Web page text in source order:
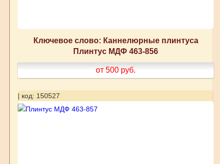
Ключевое слово: Каннелюрные плинтуса
Плинтус МДФ 463-856
от 500 руб.
| код: 150527